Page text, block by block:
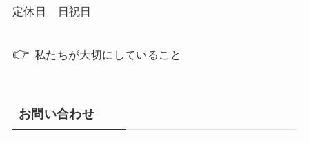
定休日 日祝日
👉 私たちが大切にしていること
お問い合わせ